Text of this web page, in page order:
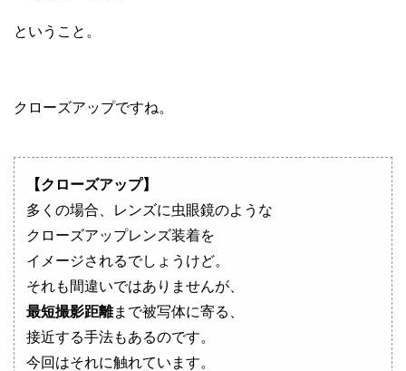
ということ。
クローズアップですね。
【クローズアップ】
多くの場合、レンズに虫眼鏡のような
クローズアップレンズ装着を
イメージされるでしょうけど。
それも間違いではありませんが、
最短撮影距離まで被写体に寄る、
接近する手法もあるのです。
今回はそれに触れています。